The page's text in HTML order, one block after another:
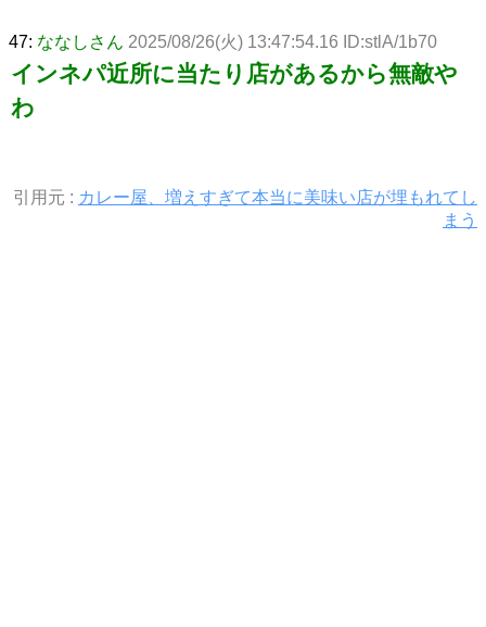
47: ななしさん 2025/08/26(火) 13:47:54.16 ID:stlA/1b70
インネパ近所に当たり店があるから無敵や
わ
引用元 : カレー屋、増えすぎて本当に美味い店が埋もれてし
まう